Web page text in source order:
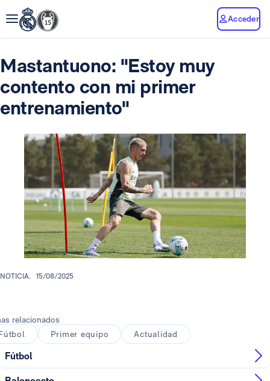
Acceder
Mastantuono: "Estoy muy
contento con mi primer
entrenamiento"
NOTICIA. 15/08/2025
relacionados
Primer equipo Actualidad
Fútbol